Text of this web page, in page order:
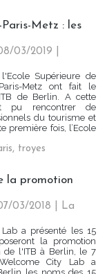
Paris-Metz : les
03/2019
Supérieure de
Metz ont fait le
de Berlin. A cette
pu rencontrer de
du tourisme et
première fois, l’Ecole
, troyes
la promotion
03/2018
La
a présenté les 15
la promotion
de l'ITB à Berlin, le 7
City Lab a